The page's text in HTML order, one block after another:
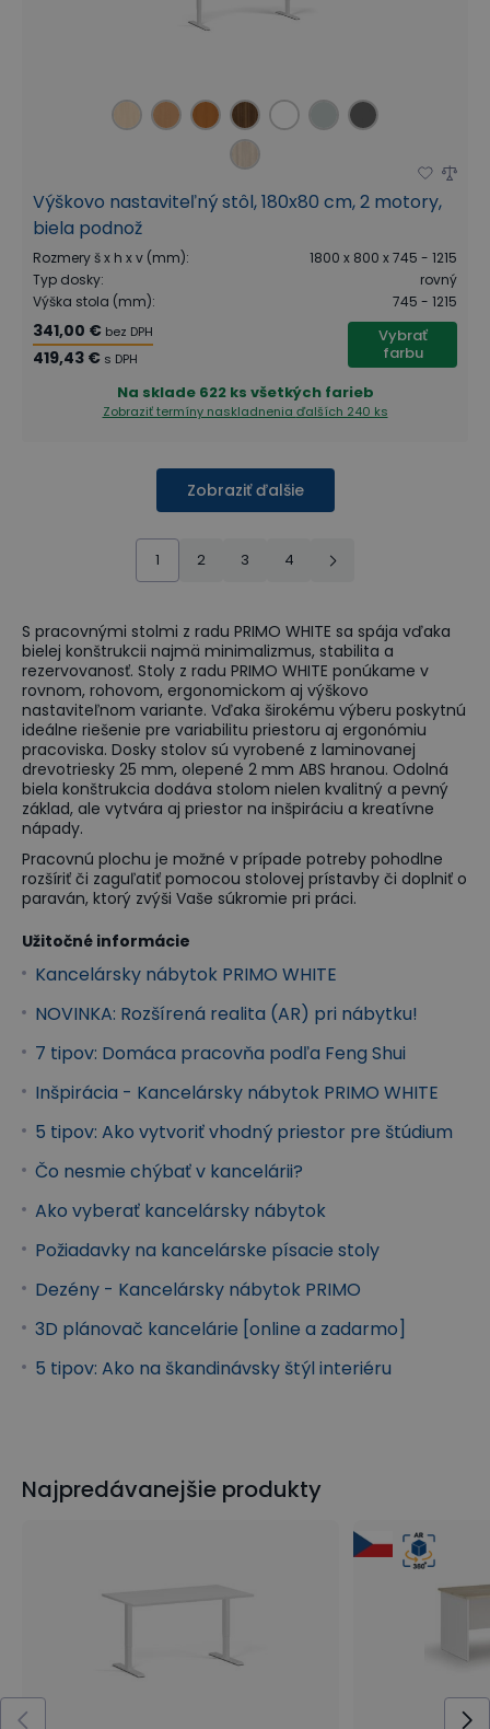
Výškovo nastaviteľný stôl, 180x80 cm, 2 motory,
biela podnož
Rozmery š x h x v (mm):
1800 x 800 x 745 - 1215
Typ dosky:
rovný
Výška stola (mm): 745 - 1215
341,00 € bez DPH
419,43 € s DPH
Vybrať
farbu
Na sklade 622 ks všetkých farieb
Zobraziť termíny naskladnenia ďalších 240 ks
Zobraziť ďalšie
1 2 3 4
S pracovnými stolmi z radu PRIMO WHITE sa spája vďaka
bielej konštrukcii najmä minimalizmus, stabilita a
rezervovanosť. Stoly z radu PRIMO WHITE ponúkame v
rovnom, rohovom, ergonomickom aj výškovo
nastaviteľnom variante. Vďaka širokému výberu poskytnú
ideálne riešenie pre variabilitu priestoru aj ergonómiu
pracoviska. Dosky stolov sú vyrobené z laminovanej
drevotriesky 25 mm, olepené 2 mm ABS hranou. Odolná
biela konštrukcia dodáva stolom nielen kvalitný a pevný
základ, ale vytvára aj priestor na inšpiráciu a kreatívne
nápady.
Pracovnú plochu je možné v prípade potreby pohodlne
rozšíriť či zaguľatiť pomocou stolovej prístavby či doplniť o
paraván, ktorý zvýši Vaše súkromie pri práci.
Užitočné informácie
Kancelársky nábytok PRIMO WHITE
NOVINKA: Rozšírená realita (AR) pri nábytku!
7 tipov: Domáca pracovňa podľa Feng Shui
Inšpirácia - Kancelársky nábytok PRIMO WHITE
5 tipov: Ako vytvoriť vhodný priestor pre štúdium
Čo nesmie chýbať v kancelárii?
Ako vyberať kancelársky nábytok
Požiadavky na kancelárske písacie stoly
Dezény - Kancelársky nábytok PRIMO
3D plánovač kancelárie [online a zadarmo]
5 tipov: Ako na škandinávsky štýl interiéru
Najpredávanejšie produkty